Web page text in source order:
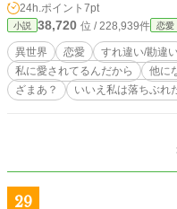
24h.ポイント 7pt
小説 38,720 位 / 228,939件 恋愛
異世界 恋愛 すれ違い/勘違
私に愛されてるんだから
他に
ざまあ？
いいえ私は落ちぶれ
29